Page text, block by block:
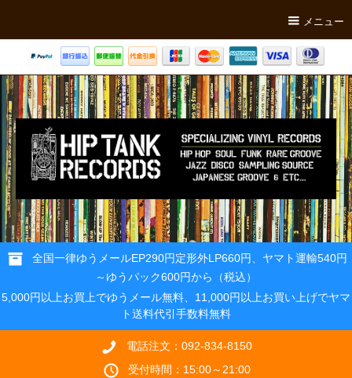
メニュー
全国一律ゆうメールEP290円定形外LP660円、ヤマト運輸540円
～ゆうパック600円から（税込）
5,000円以上お買上でゆうメール無料、11,000円以上お買い上げでヤマ
ト送料代引手数料無料
電話注文：092-834-8150
受付時間：15:00～21:00